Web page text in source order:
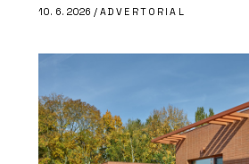
10. 6. 2026 / ADVERTORIAL